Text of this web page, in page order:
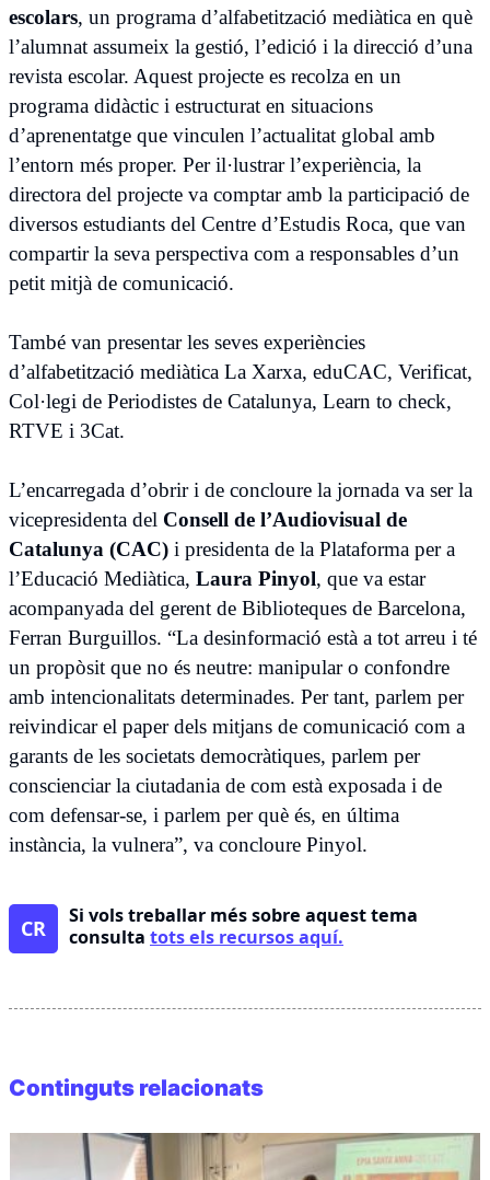
escolars, un programa d’alfabetització mediàtica en què
l’alumnat assumeix la gestió, l’edició i la direcció d’una
revista escolar. Aquest projecte es recolza en un
programa didàctic i estructurat en situacions
d’aprenentatge que vinculen l’actualitat global amb
l’entorn més proper. Per il·lustrar l’experiència, la
directora del projecte va comptar amb la participació de
diversos estudiants del Centre d’Estudis Roca, que van
compartir la seva perspectiva com a responsables d’un
petit mitjà de comunicació.
També van presentar les seves experiències
d’alfabetització mediàtica La Xarxa, eduCAC, Verificat,
Col·legi de Periodistes de Catalunya, Learn to check,
RTVE i 3Cat.
L’encarregada d’obrir i de concloure la jornada va ser la
vicepresidenta del Consell de l’Audiovisual de
Catalunya (CAC) i presidenta de la Plataforma per a
l’Educació Mediàtica, Laura Pinyol, que va estar
acompanyada del gerent de Biblioteques de Barcelona, ​​
Ferran Burguillos. “La desinformació està a tot arreu i té
un propòsit que no és neutre: manipular o confondre
amb intencionalitats determinades. Per tant, parlem per
reivindicar el paper dels mitjans de comunicació com a
garants de les societats democràtiques, parlem per
conscienciar la ciutadania de com està exposada i de
com defensar-se, i parlem per què és, en última
instància, la vulnera”, va concloure Pinyol.
CR
Si vols treballar més sobre aquest tema
consulta tots els recursos aquí.
Continguts relacionats